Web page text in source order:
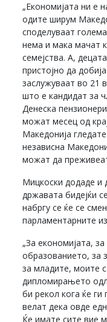
„Економијата ни е
одите ширум
споделуваат
нема и мака мачат
семејства. А,
пристојно да
заслужуваат во 21
што е кандидат за
Денеска
можат месец од
Македонија
независна
можат да
Мицкоски додаде и
државата бидејќи
набргу се ќе се
парламентарните
„За економијата,
образованието, за
за младите, моите
дипломирањето
би рекол кога ќе
велат дека овде
Ќе имате сите вие